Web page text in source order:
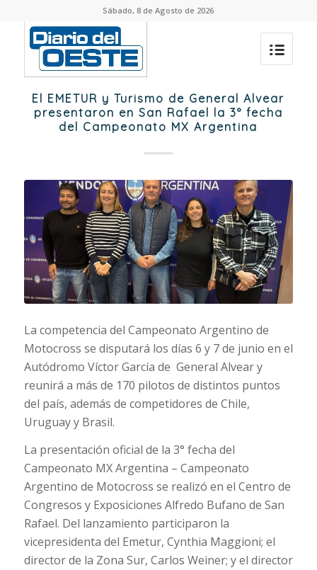
Sábado, 8 de Agosto de 2026
El EMETUR y Turismo de General Alvear
presentaron en San Rafael la 3° fecha
del Campeonato MX Argentina
La competencia del Campeonato Argentino de
Motocross se disputará los días 6 y 7 de junio en el
Autódromo Víctor García de General Alvear y
reunirá a más de 170 pilotos de distintos puntos
del país, además de competidores de Chile,
Uruguay y Brasil.
La presentación oficial de la 3° fecha del
Campeonato MX Argentina – Campeonato
Argentino de Motocross se realizó en el Centro de
Congresos y Exposiciones Alfredo Bufano de San
Rafael. Del lanzamiento participaron la
vicepresidenta del Emetur, Cynthia Maggioni; el
director de la Zona Sur, Carlos Weiner; y el director